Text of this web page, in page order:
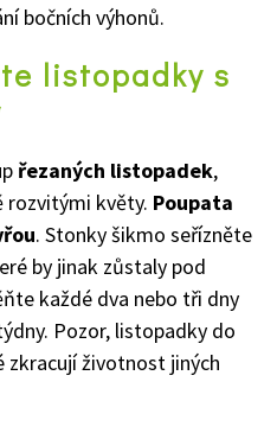
Speciál
bočních výhonů.
listopadky s
řezaných listopadek,
rozvitými květy. Poupata
. Stonky šikmo seřízněte
by jinak zůstaly pod
každé dva nebo tři dny
Pozor, listopadky do
zkracují životnost jiných